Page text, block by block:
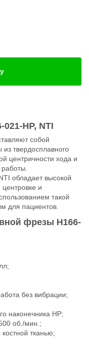
HP, NTI
собой
твердосплавного
центричности хода и
обладает высокой
центровке и
такой
для пациентов.
фрезы H166-
без вибрации;
наконечника НР;
об./мин.;
тканью;